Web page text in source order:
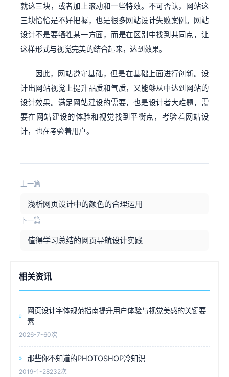
就这三块，或者加上滚动和一些特效。不可否认，网站这
三块恰恰是不好把握，也是很多网站设计失败案例。网站
设计不是要牺牲某一方面，而是在区别中找到共同点，让
这样形式与视觉完美的结合起来，达到效果。
因此，网站遵守基础，但是在基础上面进行创新。设
计出网站视觉上提升品质和气质，又能够从中达到网站的
设计效果。满足网站建设的需要，也是设计者大难题，需
要在网站建设的体验和视觉找到平衡点，考验着网站设
计，也在考验着用户。
上一篇
浅析网页设计中的颜色的合理运用
下一篇
值得学习总结的网页导航设计实践
相关资讯
网页设计字体规范指南提升用户体验与视觉美感的关键要
素
2026-7-60次
那些你不知道的PHOTOSHOP冷知识
2019-1-28232次